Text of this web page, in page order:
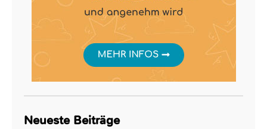
Neueste Beiträge